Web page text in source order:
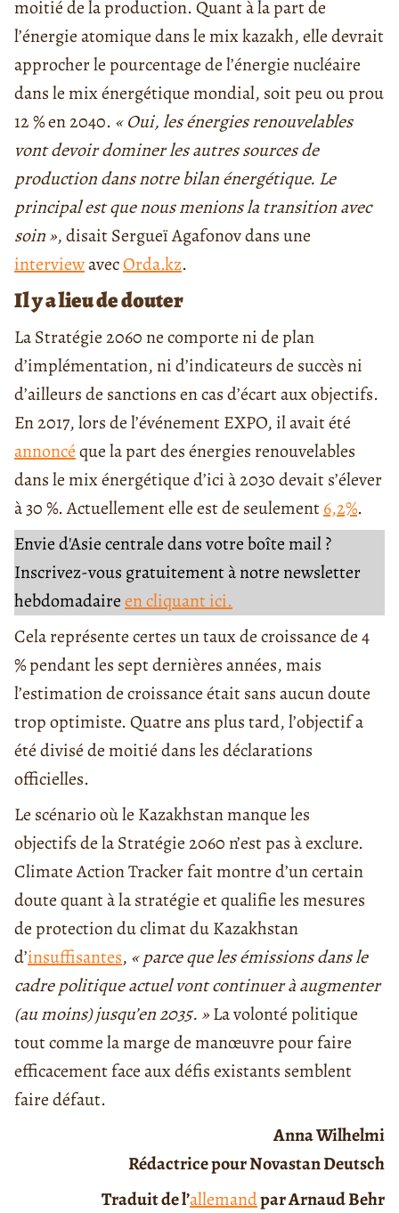
moitié de la production. Quant à la part de
l’énergie atomique dans le mix kazakh, elle devrait
approcher le pourcentage de l’énergie nucléaire
dans le mix énergétique mondial, soit peu ou prou
12 % en 2040. « Oui, les énergies renouvelables
vont devoir dominer les autres sources de
production dans notre bilan énergétique. Le
principal est que nous menions la transition avec
soin », disait Sergueï Agafonov dans une
interviewavecOrda.kz.
Il y a lieu de douter
La Stratégie 2060 ne comporte ni de plan
d’implémentation, ni d’indicateurs de succès ni
d’ailleurs de sanctions en cas d’écart aux objectifs.
En 2017, lors de l’événement EXPO, il avait été
annoncéque la part des énergies renouvelables
dans le mix énergétique d’ici à 2030 devait s’élever
à 30 %. Actuellement elle est de seulement6,2%.
Envie d'Asie centrale dans votre boîte mail ?
Inscrivez-vous gratuitement à notre newsletter
hebdomadaireen cliquant ici.
Cela représente certes un taux de croissance de 4
% pendant les sept dernières années, mais
l’estimation de croissance était sans aucun doute
trop optimiste. Quatre ans plus tard, l’objectif a
été divisé de moitié dans les déclarations
officielles.
Le scénario où le Kazakhstan manque les
objectifs de la Stratégie 2060 n’est pas à exclure.
Climate Action Tracker fait montre d’un certain
doute quant à la stratégie et qualifie les mesures
de protection du climat du Kazakhstan
d’insuffisantes, « parce que les émissions dans le
cadre politique actuel vont continuer à augmenter
(au moins) jusqu’en 2035. »La volonté politique
tout comme la marge de manœuvre pour faire
efficacement face aux défis existants semblent
faire défaut.
Anna Wilhelmi
Rédactrice pour Novastan Deutsch
Traduit de l’allemandpar Arnaud Behr